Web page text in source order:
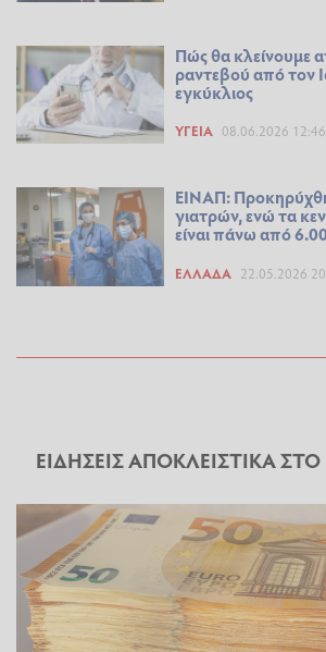
Πώς θα κλείνουμε
ραντεβού από τον
εγκύκλιος
ΥΓΕΊΑ 08.06.2026 12:46
ΕΙΝΑΠ:
γιατρών, ενώ τα
είναι πάνω από
ΕΛΛΆΔΑ 22.05.2026
ΕΙΔΗΣΕΙΣ ΑΠΟΚΛΕΙΣΤΙΚΑ ΣΤΟ